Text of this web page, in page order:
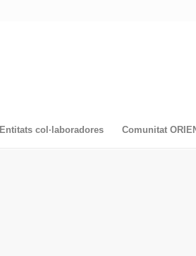
Entitats col·laboradores Comunitat